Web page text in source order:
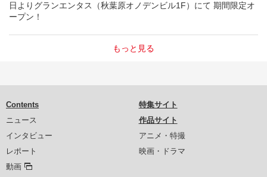
日よりグランエンタス（秋葉原オノデンビル1F）にて 期間限定オ
ープン！
もっと見る
Contents
ニュース
インタビュー
レポート
動画
特集サイト
作品サイト
アニメ・特撮
映画・ドラマ